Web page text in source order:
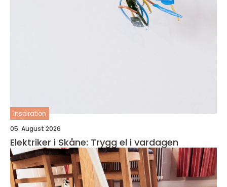
inspiration
05. August 2026
Elektriker i Skåne: Trygg el i vardagen